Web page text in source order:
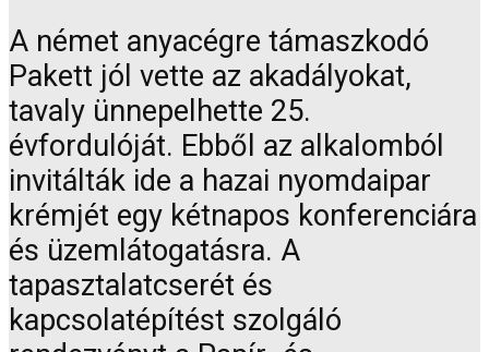
A német anyacégre támaszkodó
Pakett jól vette az akadályokat,
tavaly ünnepelhette 25.
évfordulóját. Ebből az alkalomból
invitálták ide a hazai nyomdaipar
krémjét egy kétnapos konferenciára
és üzemlátogatásra. A
tapasztalatcserét és
kapcsolatépítést szolgáló